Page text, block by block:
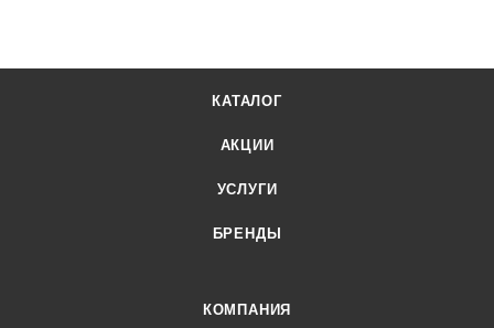
КАТАЛОГ
АКЦИИ
УСЛУГИ
БРЕНДЫ
КОМПАНИЯ